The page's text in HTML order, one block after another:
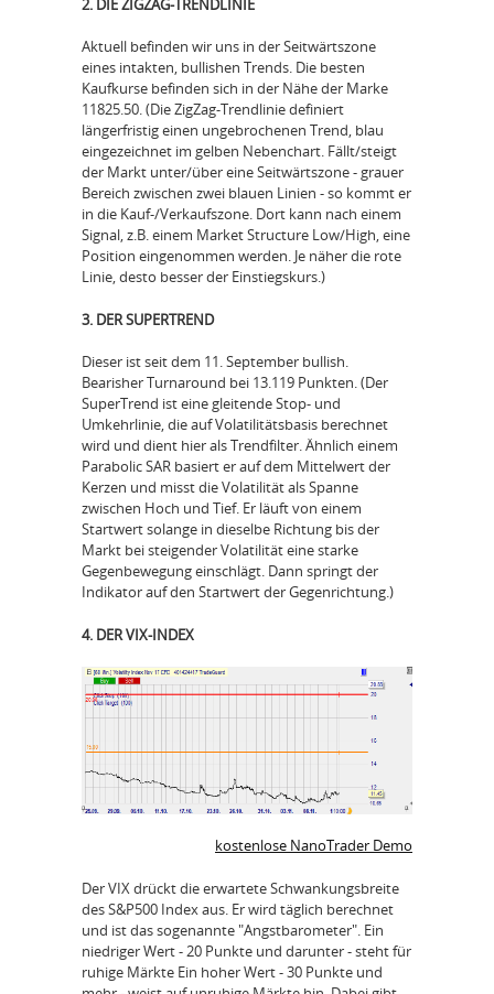
2. DIE ZIGZAG-TRENDLINIE
Aktuell befinden wir uns in der Seitwärtszone
eines intakten, bullishen Trends. Die besten
Kaufkurse befinden sich in der Nähe der Marke
11825.50. (Die ZigZag-Trendlinie definiert
längerfristig einen ungebrochenen Trend, blau
eingezeichnet im gelben Nebenchart. Fällt/steigt
der Markt unter/über eine Seitwärtszone - grauer
Bereich zwischen zwei blauen Linien - so kommt er
in die Kauf-/Verkaufszone. Dort kann nach einem
Signal, z.B. einem Market Structure Low/High, eine
Position eingenommen werden. Je näher die rote
Linie, desto besser der Einstiegskurs.)
3. DER SUPERTREND
Dieser ist seit dem 11. September bullish.
Bearisher Turnaround bei 13.119 Punkten. (Der
SuperTrend ist eine gleitende Stop- und
Umkehrlinie, die auf Volatilitätsbasis berechnet
wird und dient hier als Trendfilter. Ähnlich einem
Parabolic SAR basiert er auf dem Mittelwert der
Kerzen und misst die Volatilität als Spanne
zwischen Hoch und Tief. Er läuft von einem
Startwert solange in dieselbe Richtung bis der
Markt bei steigender Volatilität eine starke
Gegenbewegung einschlägt. Dann springt der
Indikator auf den Startwert der Gegenrichtung.)
4. DER VIX-INDEX
kostenlose NanoTrader Demo
Der VIX drückt die erwartete Schwankungsbreite
des S&P500 Index aus. Er wird täglich berechnet
und ist das sogenannte "Angstbarometer". Ein
niedriger Wert - 20 Punkte und darunter - steht für
ruhige Märkte Ein hoher Wert - 30 Punkte und